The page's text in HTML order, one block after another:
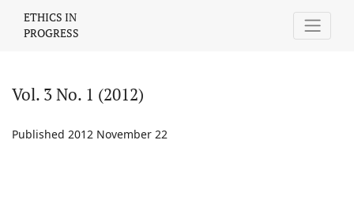
ETHICS IN
PROGRESS
Vol. 3 No. 1 (2012)
Published 2012 November 22